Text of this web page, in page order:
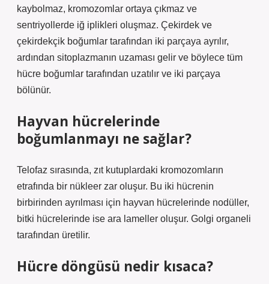
kaybolmaz, kromozomlar ortaya çıkmaz ve
sentriyollerde iğ iplikleri oluşmaz. Çekirdek ve
çekirdekçik boğumlar tarafından iki parçaya ayrılır,
ardından sitoplazmanın uzaması gelir ve böylece tüm
hücre boğumlar tarafından uzatılır ve iki parçaya
bölünür.
Hayvan hücrelerinde
boğumlanmayı ne sağlar?
Telofaz sırasında, zıt kutuplardaki kromozomların
etrafında bir nükleer zar oluşur. Bu iki hücrenin
birbirinden ayrılması için hayvan hücrelerinde nodüller,
bitki hücrelerinde ise ara lameller oluşur. Golgi organeli
tarafından üretilir.
Hücre döngüsü nedir kısaca?